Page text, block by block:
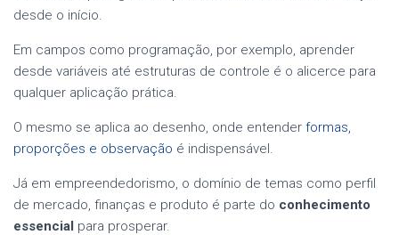
desde o início.
Em campos como programação, por exemplo, aprender
desde variáveis até estruturas de controle é o alicerce para
qualquer aplicação prática.
O mesmo se aplica ao desenho, onde entender formas,
proporções e observação é indispensável.
Já em empreendedorismo, o domínio de temas como perfil
de mercado, finanças e produto é parte do conhecimento
essencial para prosperar.